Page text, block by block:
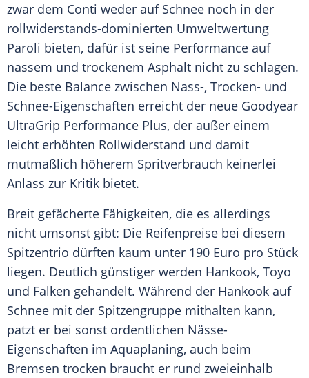
zwar dem Conti weder auf Schnee noch in der
rollwiderstands-dominierten Umweltwertung
Paroli bieten, dafür ist seine Performance auf
nassem und trockenem Asphalt nicht zu schlagen.
Die beste Balance zwischen Nass-, Trocken- und
Schnee-Eigenschaften erreicht der neue Goodyear
UltraGrip Performance Plus, der außer einem
leicht erhöhten Rollwiderstand und damit
mutmaßlich höherem Spritverbrauch keinerlei
Anlass zur Kritik bietet.
Breit gefächerte Fähigkeiten, die es allerdings
nicht umsonst gibt: Die Reifenpreise bei diesem
Spitzentrio dürften kaum unter 190 Euro pro Stück
liegen. Deutlich günstiger werden Hankook, Toyo
und Falken gehandelt. Während der Hankook auf
Schnee mit der Spitzengruppe mithalten kann,
patzt er bei sonst ordentlichen Nässe-
Eigenschaften im Aquaplaning, auch beim
Bremsen trocken braucht er rund zweieinhalb